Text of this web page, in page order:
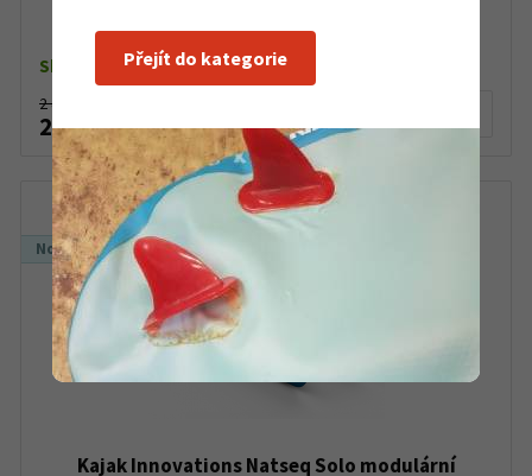
Turquoise/Gray
Skladem dle varianty
2 499 Kč
2 250 Kč
Novinka
Kajak Innovations Natseq Solo modulární
Přejít do kategorie